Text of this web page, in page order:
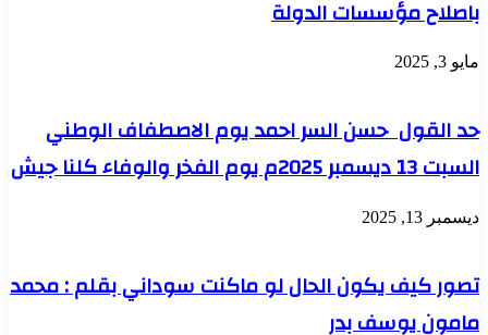
باصلاح مؤسسات الدولة
مايو 3, 2025
حد القول حسن السر احمد يوم الاصطفاف الوطني
السبت 13 ديسمبر 2025م يوم الفخر والوفاء كلنا جيش
ديسمبر 13, 2025
تصور كيف يكون الحال لو ماكنت سوداني بقلم : محمد
مامون يوسف بدر